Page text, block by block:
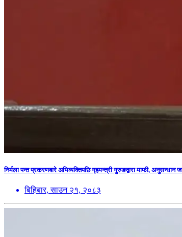
निर्मला पन्त प्रकरणबारे अभिव्यक्तिपछि गृहमन्त्री गुरुङद्वारा माफी, अनुसन्धान
बिहिबार, साउन २१, २०८३